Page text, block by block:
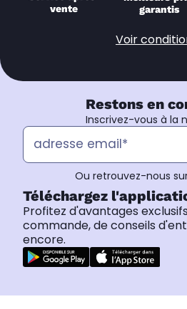
vente
garantis
Voir
Restons en
Inscrivez-vous à la
Ou retrouvez-nous
Téléchargez
Profitez d'avantages
commande, de conseils
encore.